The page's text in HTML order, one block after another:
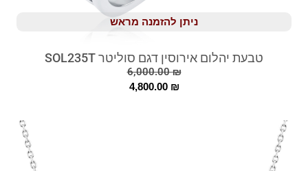
ניתן להזמנה מראש
טבעת יהלום אירוסין דגם סוליטר SOL235T
6,000.00₪
4,800.00 ₪